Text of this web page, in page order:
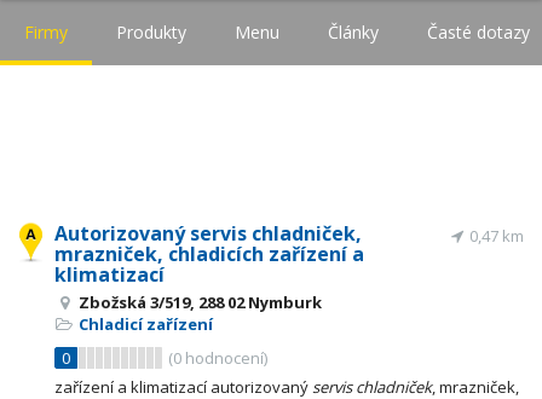
Firmy Produkty Menu Články Časté dotazy
Autorizovaný servis chladniček,
mrazniček, chladicích zařízení a
klimatizací
Zbožská 3/519, 288 02 Nymburk
Chladicí zařízení
0
(0 hodnocení)
0,47 km
zařízení a klimatizací autorizovanýservis chladniček, mrazniček,